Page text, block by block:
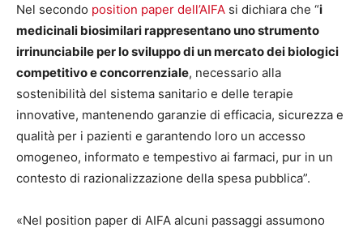
Nel secondo position paper dell’AIFA si dichiara che “i
medicinali biosimilari rappresentano uno strumento
irrinunciabile per lo sviluppo di un mercato dei biologici
competitivo e concorrenziale, necessario alla
sostenibilità del sistema sanitario e delle terapie
innovative, mantenendo garanzie di efficacia, sicurezza e
qualità per i pazienti e garantendo loro un accesso
omogeneo, informato e tempestivo ai farmaci, pur in un
contesto di razionalizzazione della spesa pubblica”.
«Nel position paper di AIFA alcuni passaggi assumono